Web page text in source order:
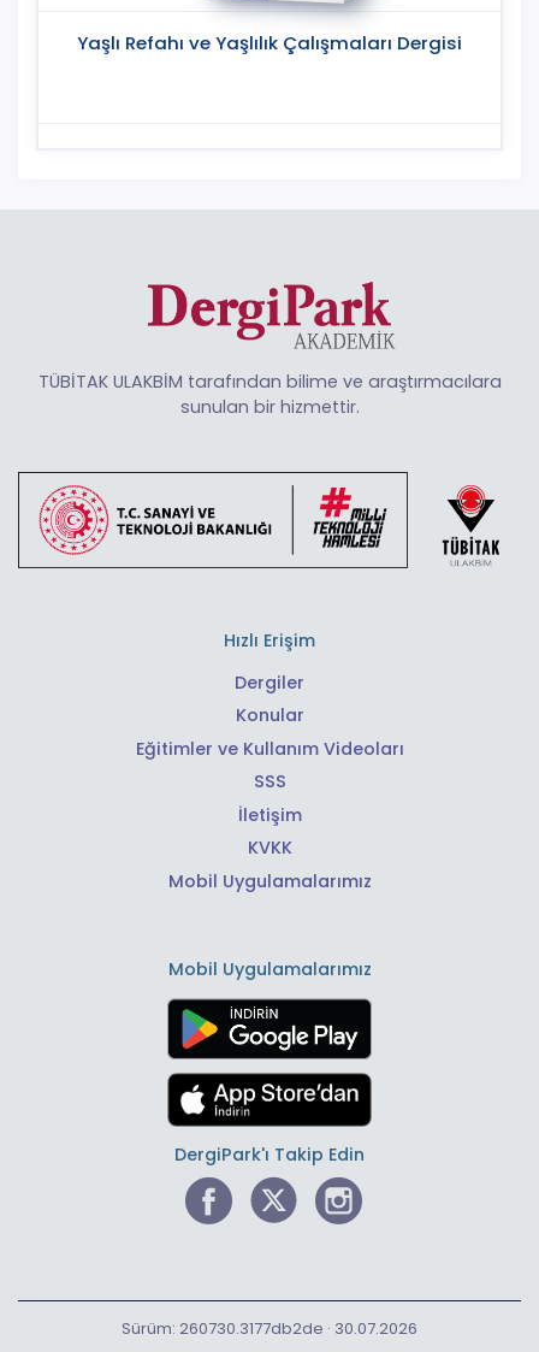
Yaşlı Refahı ve Yaşlılık Çalışmaları Dergisi
TÜBİTAK ULAKBİM tarafından bilime ve araştırmacılara
sunulan bir hizmettir.
Hızlı Erişim
Dergiler
Konular
Eğitimler ve Kullanım Videoları
SSS
İletişim
KVKK
Mobil Uygulamalarımız
Mobil Uygulamalarımız
DergiPark'ı Takip Edin
Sürüm: 260730.3177db2de · 30.07.2026